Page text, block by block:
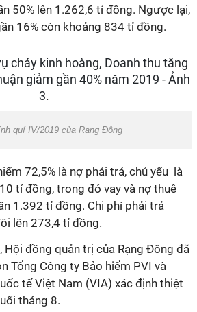
50% lên 1.262,6 tỉ đồng. Ngược lại,
16% còn khoảng 834 tỉ đồng.
quí IV/2019 của Rạng Đông
72,5% là nợ phải trả, chủ yếu là
tỉ đồng, trong đó vay và nợ thuê
1.392 tỉ đồng. Chi phí phải trả
lên 273,4 tỉ đồng.
đồng quản trị của Rạng Đông đã
Tổng Công ty Bảo hiểm PVI và
tế Việt Nam (VIA) xác định thiệt
tháng 8.